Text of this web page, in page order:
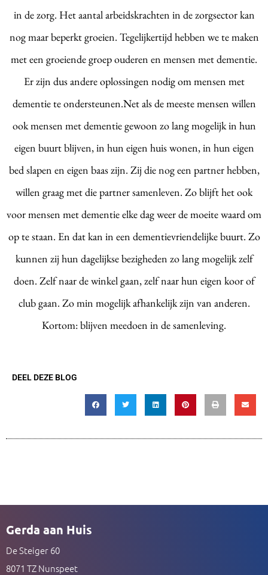
in de zorg. Het aantal arbeidskrachten in de zorgsector kan
nog maar beperkt groeien. Tegelijkertijd hebben we te maken
met een groeiende groep ouderen en mensen met dementie.
Er zijn dus andere oplossingen nodig om mensen met
dementie te ondersteunen.Net als de meeste mensen willen
ook mensen met dementie gewoon zo lang mogelijk in hun
eigen buurt blijven, in hun eigen huis wonen, in hun eigen
bed slapen en eigen baas zijn. Zij die nog een partner hebben,
willen graag met die partner samenleven. Zo blijft het ook
voor mensen met dementie elke dag weer de moeite waard om
op te staan. En dat kan in een dementievriendelijke buurt. Zo
kunnen zij hun dagelijkse bezigheden zo lang mogelijk zelf
doen. Zelf naar de winkel gaan, zelf naar hun eigen koor of
club gaan. Zo min mogelijk afhankelijk zijn van anderen.
Kortom: blijven meedoen in de samenleving.
DEEL DEZE BLOG
Gerda aan Huis
De Steiger 60
8071 TZ Nunspeet